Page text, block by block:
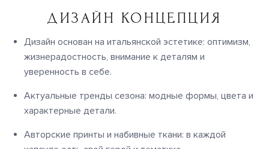
ДИЗАЙН КОНЦЕПЦИЯ
Дизайн основан на итальянской эстетике: оптимизм,
жизнерадостность, внимание к деталям и
уверенность в себе.
Актуальные тренды сезона: модные формы, цвета и
характерные детали.
Авторские принты и набивные ткани: в каждой